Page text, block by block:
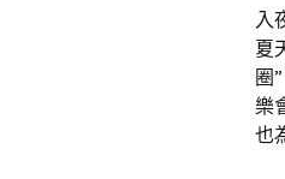
入
夏
圈
樂
也